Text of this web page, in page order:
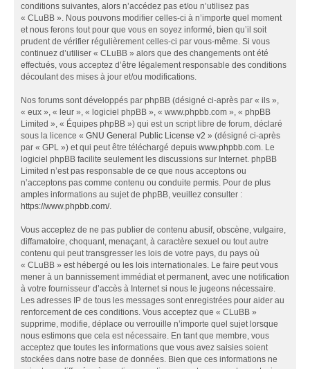
conditions suivantes, alors n’accédez pas et/ou n’utilisez pas
« CLuBB ». Nous pouvons modifier celles-ci à n’importe quel moment
et nous ferons tout pour que vous en soyez informé, bien qu’il soit
prudent de vérifier régulièrement celles-ci par vous-même. Si vous
continuez d’utiliser « CLuBB » alors que des changements ont été
effectués, vous acceptez d’être légalement responsable des conditions
découlant des mises à jour et/ou modifications.
Nos forums sont développés par phpBB (désigné ci-après par « ils »,
« eux », « leur », « logiciel phpBB », « www.phpbb.com », « phpBB
Limited », « Équipes phpBB ») qui est un script libre de forum, déclaré
sous la licence « GNU General Public License v2 » (désigné ci-après
par « GPL ») et qui peut être téléchargé depuis www.phpbb.com. Le
logiciel phpBB facilite seulement les discussions sur Internet. phpBB
Limited n’est pas responsable de ce que nous acceptons ou
n’acceptons pas comme contenu ou conduite permis. Pour de plus
amples informations au sujet de phpBB, veuillez consulter :
https://www.phpbb.com/.
Vous acceptez de ne pas publier de contenu abusif, obscène, vulgaire,
diffamatoire, choquant, menaçant, à caractère sexuel ou tout autre
contenu qui peut transgresser les lois de votre pays, du pays où
« CLuBB » est hébergé ou les lois internationales. Le faire peut vous
mener à un bannissement immédiat et permanent, avec une notification
à votre fournisseur d’accès à Internet si nous le jugeons nécessaire.
Les adresses IP de tous les messages sont enregistrées pour aider au
renforcement de ces conditions. Vous acceptez que « CLuBB »
supprime, modifie, déplace ou verrouille n’importe quel sujet lorsque
nous estimons que cela est nécessaire. En tant que membre, vous
acceptez que toutes les informations que vous avez saisies soient
stockées dans notre base de données. Bien que ces informations ne